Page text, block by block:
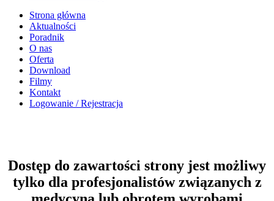
Strona główna
Aktualności
Poradnik
O nas
Oferta
Download
Filmy
Kontakt
Logowanie / Rejestracja
Dostęp do zawartości strony jest możliwy
tylko dla profesjonalistów związanych z